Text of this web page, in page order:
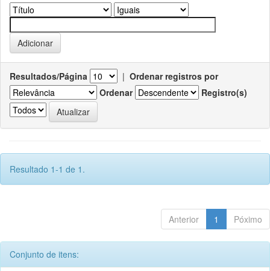
Resultados/Página | Ordenar registros por
Ordenar
Registro(s)
Resultado 1-1 de 1.
Anterior 1 Póximo
Conjunto de itens: